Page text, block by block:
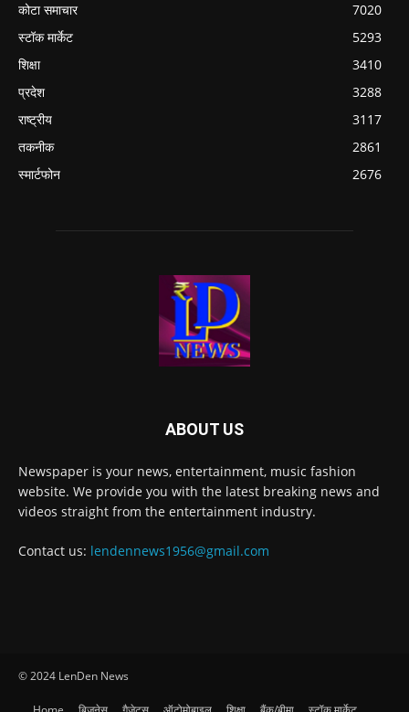
कोटा समाचार
7020
स्टॉक मार्केट
5293
शिक्षा
3410
प्रदेश
3288
राष्ट्रीय
3117
तकनीक
2861
स्मार्टफोन
2676
ABOUT US
Newspaper is your news, entertainment, music fashion
website. We provide you with the latest breaking news and
videos straight from the entertainment industry.
Contact us: lendennews1956@gmail.com
© 2024 LenDen News